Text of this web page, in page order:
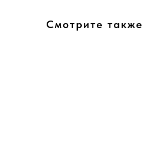
Смотрите также